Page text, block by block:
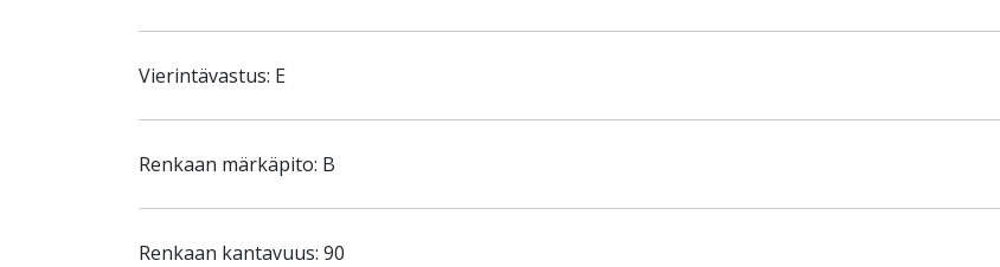
Vierintävastus: E
Renkaan märkäpito: B
Renkaan kantavuus: 90